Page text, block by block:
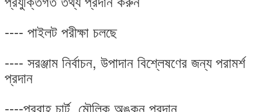
---- পাইলট পরীক্ষা চলছে
---- সরঞ্জাম নির্বাচন, উপাদান বিশ্লেষণের জন্য পরামর্শ
প্রদান
----প্রবাহ চার্ট, মৌলিক অঙ্কন প্রদান